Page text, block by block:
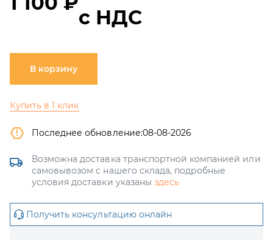
с НДС
В корзину
Купить в 1 клик
Последнее обновление:08-08-2026
Возможна доставка транспортной компанией или
самовывозом с нашего склада, подробные
условия доставки указаны здесь
Получить консультацию онлайн